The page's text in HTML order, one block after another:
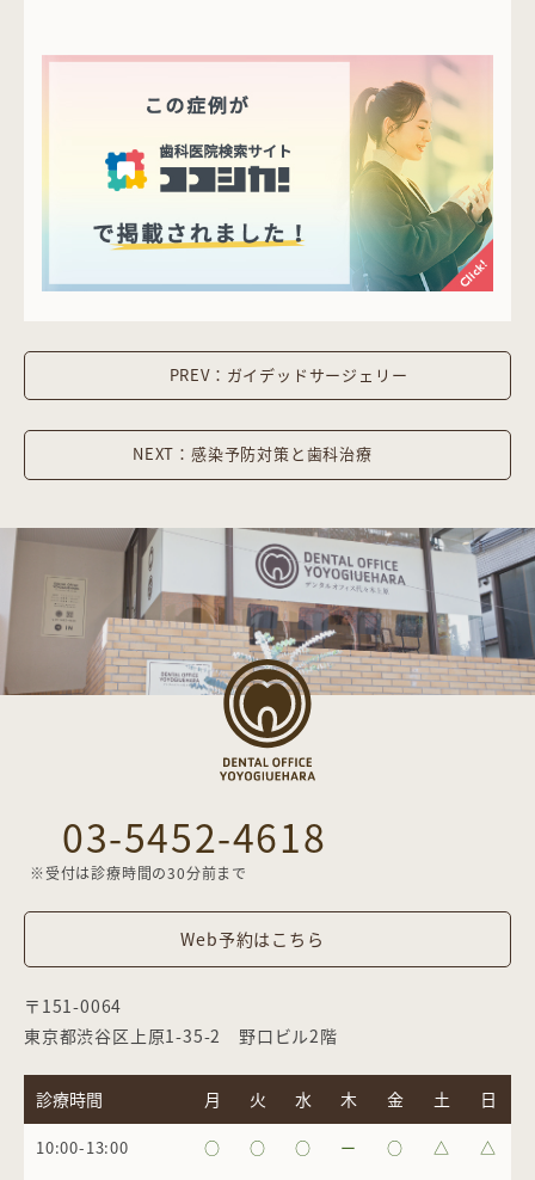
PREV：ガイデッドサージェリー
NEXT：感染予防対策と歯科治療
03-5452-4618
※受付は診療時間の30分前まで
Web予約はこちら
〒151-0064
東京都渋谷区上原1-35-2 野口ビル2階
診療時間 月 火 水 木 金 土 日
10:00-13:00 ○ ○ ○ ー ○ △ △